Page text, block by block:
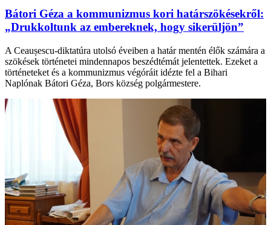
Bátori Géza a kommunizmus kori határszökésekről:
„Drukkoltunk az embereknek, hogy sikerüljön”
A Ceaușescu-diktatúra utolsó éveiben a határ mentén élők számára a
szökések történetei mindennapos beszédtémát jelentettek. Ezeket a
történeteket és a kommunizmus végóráit idézte fel a Bihari
Naplónak Bátori Géza, Bors község polgármestere.